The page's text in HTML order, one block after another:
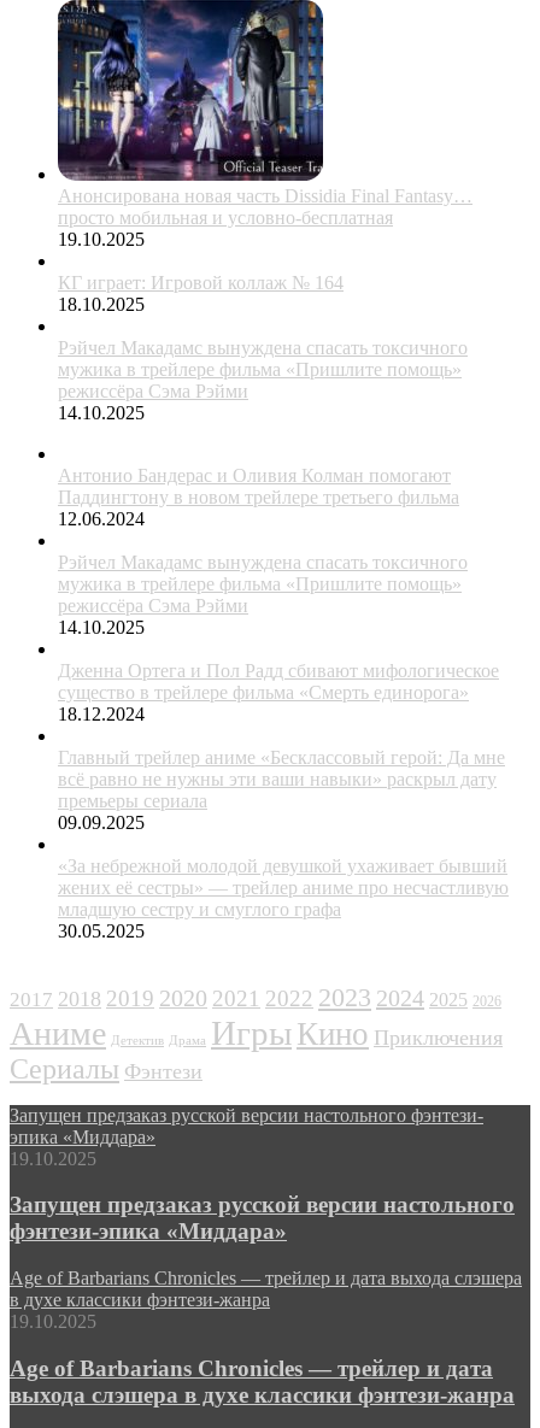
Анонсирована новая часть Dissidia Final Fantasy…
просто мобильная и условно-бесплатная
19.10.2025
КГ играет: Игровой коллаж № 164
18.10.2025
Рэйчел Макадамс вынуждена спасать токсичного
мужика в трейлере фильма «Пришлите помощь»
режиссёра Сэма Рэйми
14.10.2025
Антонио Бандерас и Оливия Колман помогают
Паддингтону в новом трейлере третьего фильма
12.06.2024
Рэйчел Макадамс вынуждена спасать токсичного
мужика в трейлере фильма «Пришлите помощь»
режиссёра Сэма Рэйми
14.10.2025
Дженна Ортега и Пол Радд сбивают мифологическое
существо в трейлере фильма «Смерть единорога»
18.12.2024
Главный трейлер аниме «Бесклассовый герой: Да мне
всё равно не нужны эти ваши навыки» раскрыл дату
премьеры сериала
09.09.2025
«За небрежной молодой девушкой ухаживает бывший
жених её сестры» — трейлер аниме про несчастливую
младшую сестру и смуглого графа
30.05.2025
2017 2018 2019 2020 2021 2022 2023 2024 2025 2026
Аниме Детектив Драма ИгрыКино Приключения
Сериалы Фэнтези
Запущен предзаказ русской версии настольного фэнтези-
эпика «Миддара»
19.10.2025
Запущен предзаказ русской версии настольного
фэнтези-эпика «Миддара»
Age of Barbarians Chronicles — трейлер и дата выхода слэшера
в духе классики фэнтези-жанра
19.10.2025
Age of Barbarians Chronicles — трейлер и дата
выхода слэшера в духе классики фэнтези-жанра